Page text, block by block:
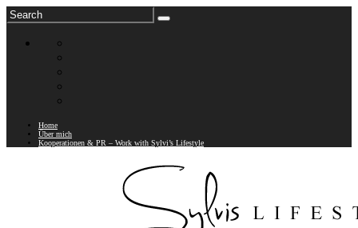
Home
Über mich
Kooperationen & PR – Work with Sylvi’s Lifestyle